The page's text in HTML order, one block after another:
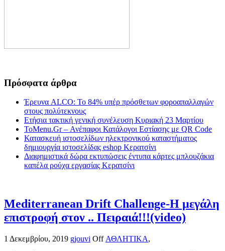
Πρόσφατα άρθρα
Έρευνα ALCO: Το 84% υπέρ πρόσθετων φοροαπαλλαγών
στους πολύτεκνους
Ετήσια τακτική γενική συνέλευση Κυριακή 23 Μαρτίου
ToMenu.Gr – Ανέπαφοι Κατάλογοι Εστίασης με QR Code
Κατασκευή ιστοσελίδων ηλεκτρονικού καταστήματος
δημιουργία ιστοσελίδας eshop Κερατσίνι
Διαφημιστικά δώρα εκτυπώσεις έντυπα κάρτες μπλουζάκια
καπέλα ρούχα εργασίας Κερατσίνι
Mediterranean Drift Challenge-Η μεγάλη
επιστροφή στον .. Πειραιά!!!(video)
1 Δεκεμβρίου, 2019 gjouvi Off ΑΘΛΗΤΙΚΑ,